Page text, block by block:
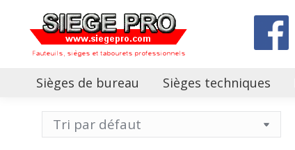
Sièges de bureau Sièges techniques